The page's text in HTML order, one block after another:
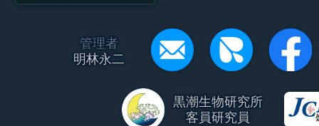
管理者
明林永二
黒潮生物研究所
客員研究員